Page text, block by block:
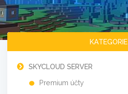
KATEGORIE
SKYCLOUD SERVER
Premium účty